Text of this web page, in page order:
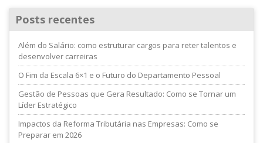
Posts recentes
Além do Salário: como estruturar cargos para reter talentos e
desenvolver carreiras
O Fim da Escala 6×1 e o Futuro do Departamento Pessoal
Gestão de Pessoas que Gera Resultado: Como se Tornar um
Líder Estratégico
Impactos da Reforma Tributária nas Empresas: Como se
Preparar em 2026